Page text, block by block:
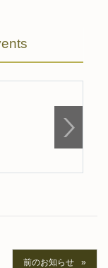
前のお知らせ